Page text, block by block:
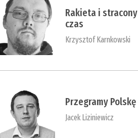
Rakieta i stracony
czas
Krzysztof Karnkowski
Przegramy Polskę
Jacek Liziniewicz